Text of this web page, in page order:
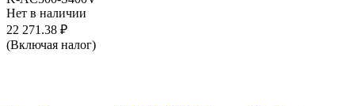
Нет в наличии
22 271.38 ₽
(Включая налог)